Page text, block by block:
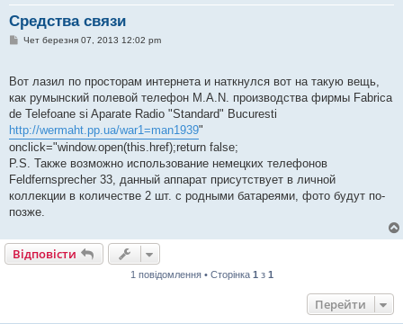
Средства связи
П
д
м
л
е
н
н
я
Чет березня 07, 2013 12:02 pm
Вот лазил по просторам интернета и наткнулся вот на такую вещь,
как румынский полевой телефон M.A.N. производства фирмы Fabrica
de Telefoane si Aparate Radio "Standard" Bucuresti
http://wermaht.pp.ua/war1=man1939"
onclick="window.open(this.href);return false;
P.S. Также возможно использование немецких телефонов
Feldfernsprecher 33, данный аппарат присутствует в личной
коллекции в количестве 2 шт. с родными батареями, фото будут по-
позже.
Відповісти
1 повідомлення • Сторінка 1 з 1
Перейти